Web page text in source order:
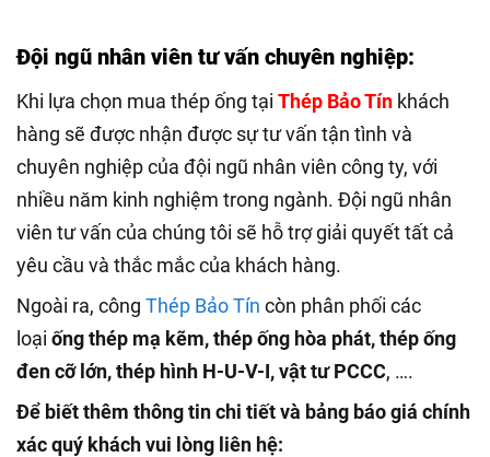
Đội ngũ nhân viên tư vấn chuyên nghiệp:
Khi lựa chọn mua thép ống tại Thép Bảo Tín khách
hàng sẽ được nhận được sự tư vấn tận tình và
chuyên nghiệp của đội ngũ nhân viên công ty, với
nhiều năm kinh nghiệm trong ngành. Đội ngũ nhân
viên tư vấn của chúng tôi sẽ hỗ trợ giải quyết tất cả
yêu cầu và thắc mắc của khách hàng.
Ngoài ra, công Thép Bảo Tín còn phân phối các
loại ống thép mạ kẽm, thép ống hòa phát, thép ống
đen cỡ lớn, thép hình H-U-V-I, vật tư PCCC, ….
Để biết thêm thông tin chi tiết và bảng báo giá chính
xác quý khách vui lòng liên hệ: